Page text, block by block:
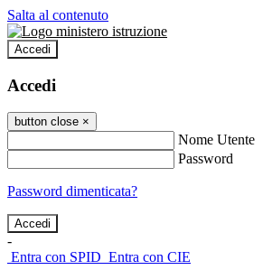
Salta al contenuto
Accedi
Accedi
button close ×
Nome Utente
Password
Password dimenticata?
-
Entra con SPID Entra con CIE